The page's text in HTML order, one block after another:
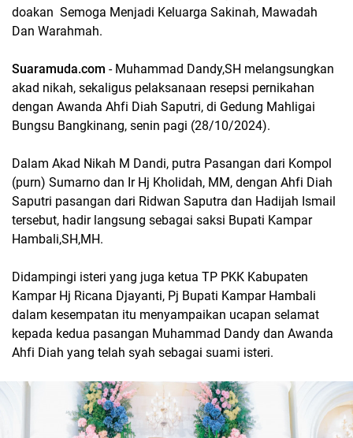
doakan Semoga Menjadi Keluarga Sakinah, Mawadah
Dan Warahmah.
Suaramuda.com - Muhammad Dandy,SH melangsungkan
akad nikah, sekaligus pelaksanaan resepsi pernikahan
dengan Awanda Ahfi Diah Saputri, di Gedung Mahligai
Bungsu Bangkinang, senin pagi (28/10/2024).
Dalam Akad Nikah M Dandi, putra Pasangan dari Kompol
(purn) Sumarno dan Ir Hj Kholidah, MM, dengan Ahfi Diah
Saputri pasangan dari Ridwan Saputra dan Hadijah Ismail
tersebut, hadir langsung sebagai saksi Bupati Kampar
Hambali,SH,MH.
Didampingi isteri yang juga ketua TP PKK Kabupaten
Kampar Hj Ricana Djayanti, Pj Bupati Kampar Hambali
dalam kesempatan itu menyampaikan ucapan selamat
kepada kedua pasangan Muhammad Dandy dan Awanda
Ahfi Diah yang telah syah sebagai suami isteri.